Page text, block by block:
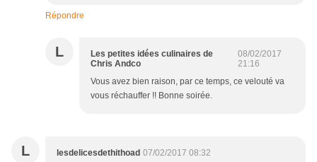
Répondre
L
Les petites idées culinaires de
Chris Andco
08/02/2017
21:16
Vous avez bien raison, par ce temps, ce velouté va
vous réchauffer !! Bonne soirée.
L lesdelicesdethithoad 07/02/2017 08:32